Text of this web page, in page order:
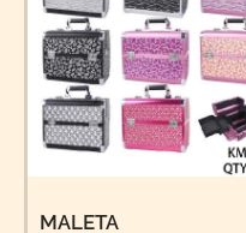
MALETA